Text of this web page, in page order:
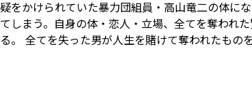
疑をかけられていた暴力団組員・高山竜二の体に
てしまう。自身の体・恋人・立場、全てを奪われ
る。 全てを失った男が人生を賭けて奪われたもの